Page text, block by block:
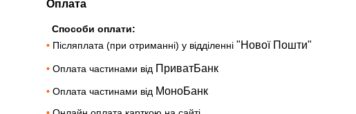
Оплата
Способи оплати:
• Післяплата (при отриманні) у відділенні "Нової Пошти"
• Оплата частинами від ПриватБанк
• Оплата частинами від МоноБанк